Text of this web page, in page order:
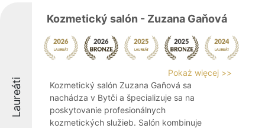
Laureáti
Kozmetický salón - Zuzana Gaňová
Pokaż więcej >>
Kozmetický salón Zuzana Gaňová sa
nachádza v Bytči a špecializuje sa na
poskytovanie profesionálnych
kozmetických služieb. Salón kombinuje